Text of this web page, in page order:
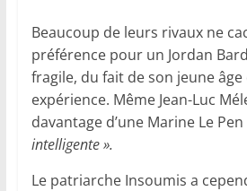
Beaucoup de leurs rivaux ne
préférence pour un Jordan
fragile, du fait de son jeune
expérience. Même Jean-Luc
davantage d’une Marine Le Pen
intelligente ».
Le patriarche Insoumis a